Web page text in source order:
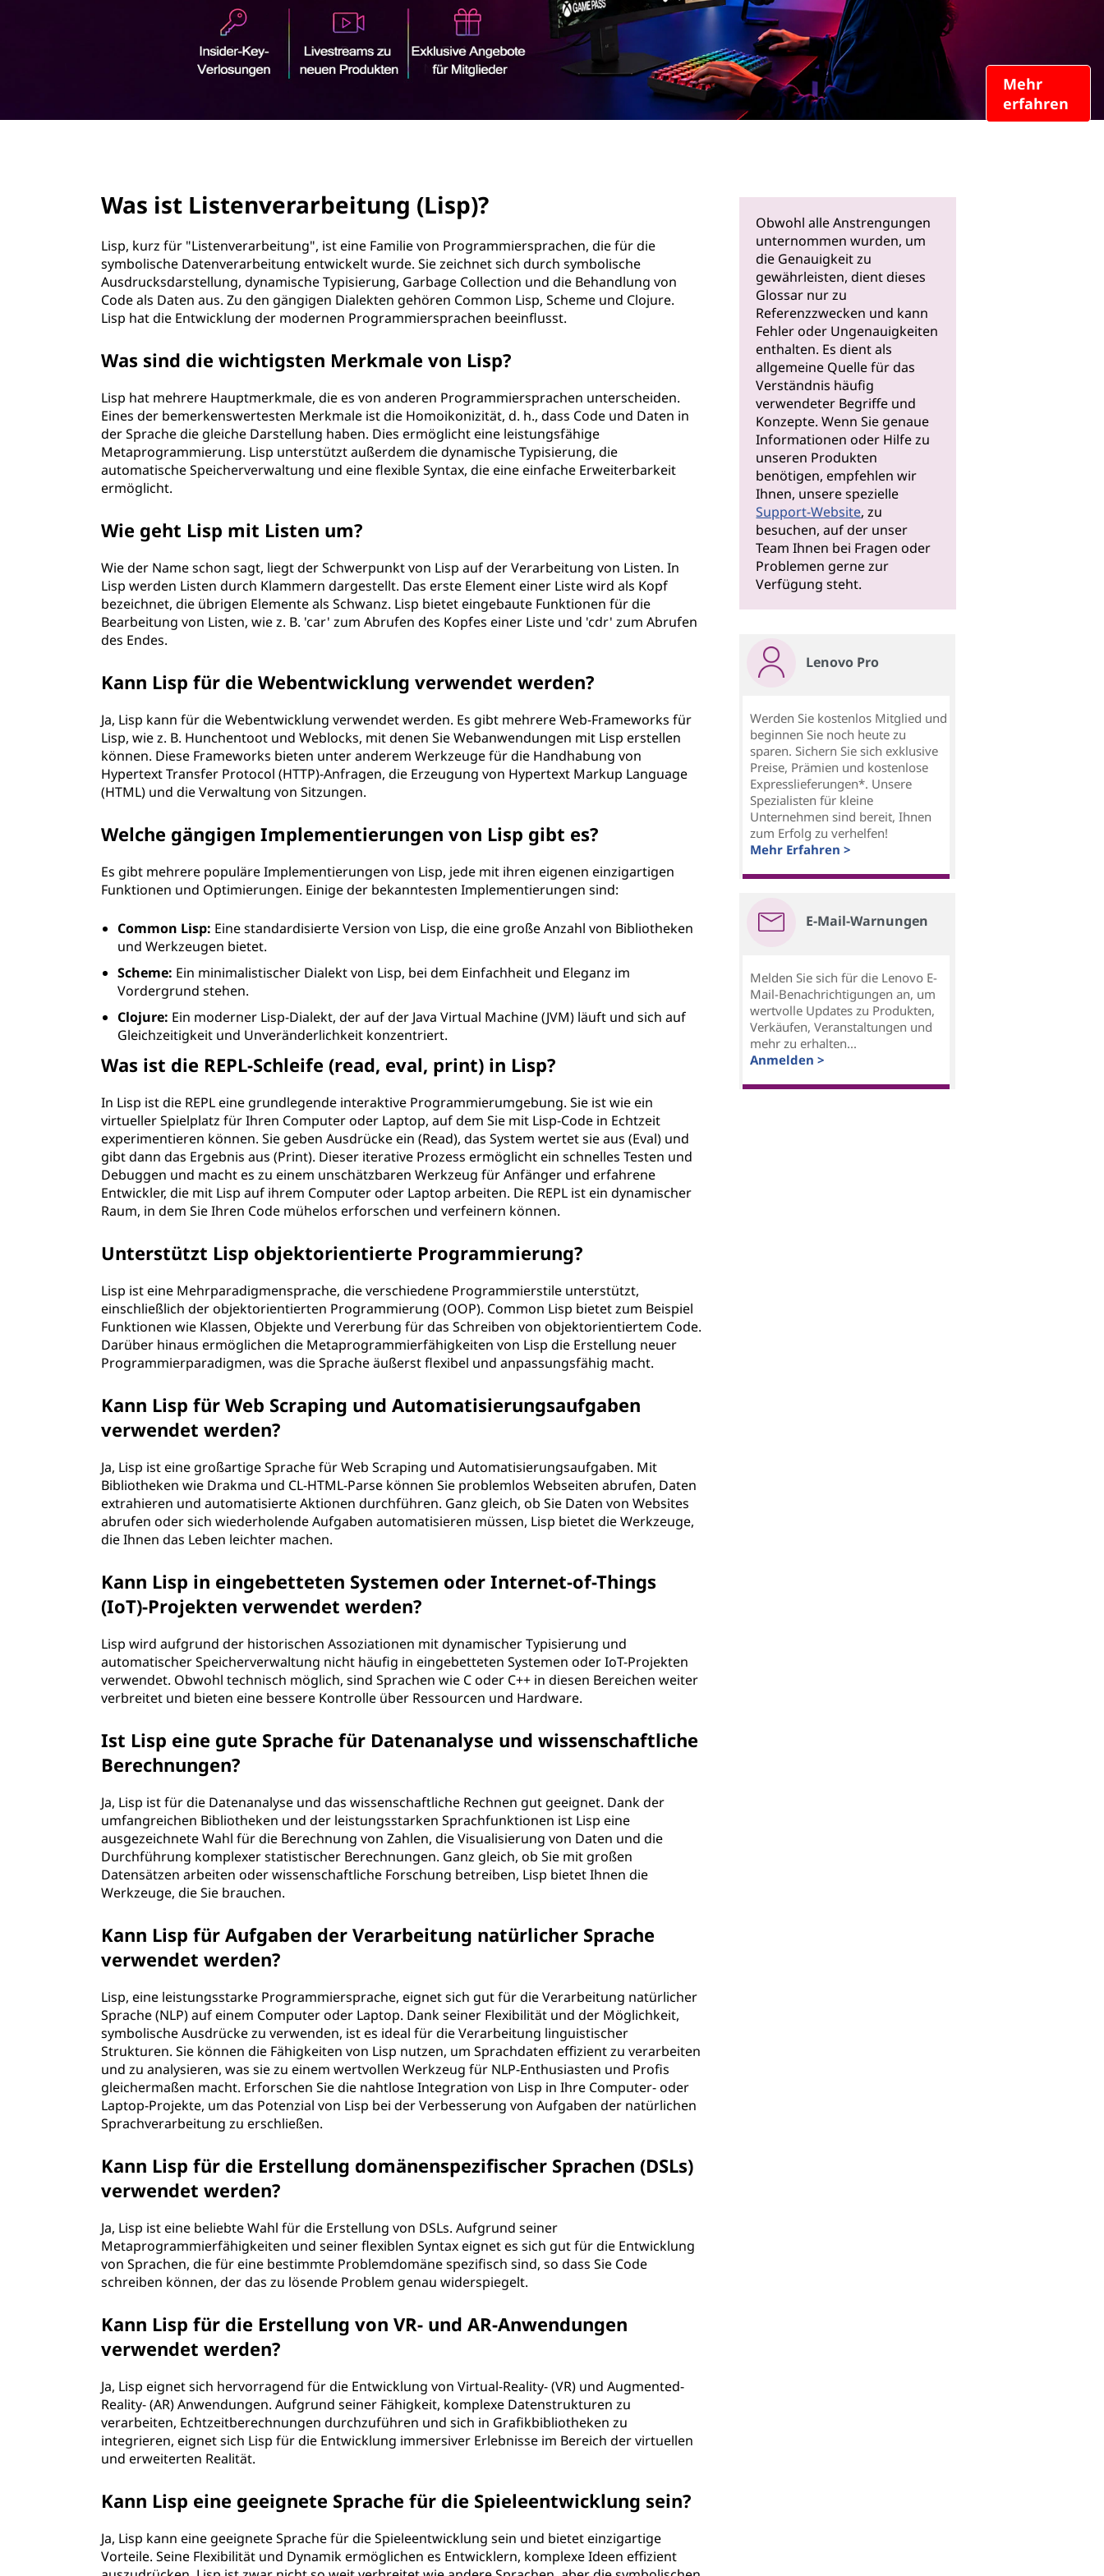
Mehr
erfahren
Was ist Listenverarbeitung (Lisp)?
Lisp, kurz für "Listenverarbeitung", ist eine Familie von Programmiersprachen, die für die
symbolische Datenverarbeitung entwickelt wurde. Sie zeichnet sich durch symbolische
Ausdrucksdarstellung, dynamische Typisierung, Garbage Collection und die Behandlung von
Code als Daten aus. Zu den gängigen Dialekten gehören Common Lisp, Scheme und Clojure.
Lisp hat die Entwicklung der modernen Programmiersprachen beeinflusst.
Was sind die wichtigsten Merkmale von Lisp?
Lisp hat mehrere Hauptmerkmale, die es von anderen Programmiersprachen unterscheiden.
Eines der bemerkenswertesten Merkmale ist die Homoikonizität, d. h., dass Code und Daten in
der Sprache die gleiche Darstellung haben. Dies ermöglicht eine leistungsfähige
Metaprogrammierung. Lisp unterstützt außerdem die dynamische Typisierung, die
automatische Speicherverwaltung und eine flexible Syntax, die eine einfache Erweiterbarkeit
ermöglicht.
Wie geht Lisp mit Listen um?
Wie der Name schon sagt, liegt der Schwerpunkt von Lisp auf der Verarbeitung von Listen. In
Lisp werden Listen durch Klammern dargestellt. Das erste Element einer Liste wird als Kopf
bezeichnet, die übrigen Elemente als Schwanz. Lisp bietet eingebaute Funktionen für die
Bearbeitung von Listen, wie z. B. 'car' zum Abrufen des Kopfes einer Liste und 'cdr' zum Abrufen
des Endes.
Kann Lisp für die Webentwicklung verwendet werden?
Ja, Lisp kann für die Webentwicklung verwendet werden. Es gibt mehrere Web-Frameworks für
Lisp, wie z. B. Hunchentoot und Weblocks, mit denen Sie Webanwendungen mit Lisp erstellen
können. Diese Frameworks bieten unter anderem Werkzeuge für die Handhabung von
Hypertext Transfer Protocol (HTTP)-Anfragen, die Erzeugung von Hypertext Markup Language
(HTML) und die Verwaltung von Sitzungen.
Welche gängigen Implementierungen von Lisp gibt es?
Es gibt mehrere populäre Implementierungen von Lisp, jede mit ihren eigenen einzigartigen
Funktionen und Optimierungen. Einige der bekanntesten Implementierungen sind:
Common Lisp: Eine standardisierte Version von Lisp, die eine große Anzahl von Bibliotheken
und Werkzeugen bietet.
Scheme: Ein minimalistischer Dialekt von Lisp, bei dem Einfachheit und Eleganz im
Vordergrund stehen.
Clojure: Ein moderner Lisp-Dialekt, der auf der Java Virtual Machine (JVM) läuft und sich auf
Gleichzeitigkeit und Unveränderlichkeit konzentriert.
Was ist die REPL-Schleife (read, eval, print) in Lisp?
In Lisp ist die REPL eine grundlegende interaktive Programmierumgebung. Sie ist wie ein
virtueller Spielplatz für Ihren Computer oder Laptop, auf dem Sie mit Lisp-Code in Echtzeit
experimentieren können. Sie geben Ausdrücke ein (Read), das System wertet sie aus (Eval) und
gibt dann das Ergebnis aus (Print). Dieser iterative Prozess ermöglicht ein schnelles Testen und
Debuggen und macht es zu einem unschätzbaren Werkzeug für Anfänger und erfahrene
Entwickler, die mit Lisp auf ihrem Computer oder Laptop arbeiten. Die REPL ist ein dynamischer
Raum, in dem Sie Ihren Code mühelos erforschen und verfeinern können.
Unterstützt Lisp objektorientierte Programmierung?
Lisp ist eine Mehrparadigmensprache, die verschiedene Programmierstile unterstützt,
einschließlich der objektorientierten Programmierung (OOP). Common Lisp bietet zum Beispiel
Funktionen wie Klassen, Objekte und Vererbung für das Schreiben von objektorientiertem Code.
Darüber hinaus ermöglichen die Metaprogrammierfähigkeiten von Lisp die Erstellung neuer
Programmierparadigmen, was die Sprache äußerst flexibel und anpassungsfähig macht.
Kann Lisp für Web Scraping und Automatisierungsaufgaben
verwendet werden?
Ja, Lisp ist eine großartige Sprache für Web Scraping und Automatisierungsaufgaben. Mit
Bibliotheken wie Drakma und CL-HTML-Parse können Sie problemlos Webseiten abrufen, Daten
extrahieren und automatisierte Aktionen durchführen. Ganz gleich, ob Sie Daten von Websites
abrufen oder sich wiederholende Aufgaben automatisieren müssen, Lisp bietet die Werkzeuge,
die Ihnen das Leben leichter machen.
Kann Lisp in eingebetteten Systemen oder Internet-of-Things
(IoT)-Projekten verwendet werden?
Lisp wird aufgrund der historischen Assoziationen mit dynamischer Typisierung und
automatischer Speicherverwaltung nicht häufig in eingebetteten Systemen oder IoT-Projekten
verwendet. Obwohl technisch möglich, sind Sprachen wie C oder C++ in diesen Bereichen weiter
verbreitet und bieten eine bessere Kontrolle über Ressourcen und Hardware.
Ist Lisp eine gute Sprache für Datenanalyse und wissenschaftliche
Berechnungen?
Ja, Lisp ist für die Datenanalyse und das wissenschaftliche Rechnen gut geeignet. Dank der
umfangreichen Bibliotheken und der leistungsstarken Sprachfunktionen ist Lisp eine
ausgezeichnete Wahl für die Berechnung von Zahlen, die Visualisierung von Daten und die
Durchführung komplexer statistischer Berechnungen. Ganz gleich, ob Sie mit großen
Datensätzen arbeiten oder wissenschaftliche Forschung betreiben, Lisp bietet Ihnen die
Werkzeuge, die Sie brauchen.
Kann Lisp für Aufgaben der Verarbeitung natürlicher Sprache
verwendet werden?
Lisp, eine leistungsstarke Programmiersprache, eignet sich gut für die Verarbeitung natürlicher
Sprache (NLP) auf einem Computer oder Laptop. Dank seiner Flexibilität und der Möglichkeit,
symbolische Ausdrücke zu verwenden, ist es ideal für die Verarbeitung linguistischer
Strukturen. Sie können die Fähigkeiten von Lisp nutzen, um Sprachdaten effizient zu verarbeiten
und zu analysieren, was sie zu einem wertvollen Werkzeug für NLP-Enthusiasten und Profis
gleichermaßen macht. Erforschen Sie die nahtlose Integration von Lisp in Ihre Computer- oder
Laptop-Projekte, um das Potenzial von Lisp bei der Verbesserung von Aufgaben der natürlichen
Sprachverarbeitung zu erschließen.
Kann Lisp für die Erstellung domänenspezifischer Sprachen (DSLs)
verwendet werden?
Ja, Lisp ist eine beliebte Wahl für die Erstellung von DSLs. Aufgrund seiner
Metaprogrammierfähigkeiten und seiner flexiblen Syntax eignet es sich gut für die Entwicklung
von Sprachen, die für eine bestimmte Problemdomäne spezifisch sind, so dass Sie Code
schreiben können, der das zu lösende Problem genau widerspiegelt.
Kann Lisp für die Erstellung von VR- und AR-Anwendungen
verwendet werden?
Ja, Lisp eignet sich hervorragend für die Entwicklung von Virtual-Reality- (VR) und Augmented-
Reality- (AR) Anwendungen. Aufgrund seiner Fähigkeit, komplexe Datenstrukturen zu
verarbeiten, Echtzeitberechnungen durchzuführen und sich in Grafikbibliotheken zu
integrieren, eignet sich Lisp für die Entwicklung immersiver Erlebnisse im Bereich der virtuellen
und erweiterten Realität.
Kann Lisp eine geeignete Sprache für die Spieleentwicklung sein?
Ja, Lisp kann eine geeignete Sprache für die Spieleentwicklung sein und bietet einzigartige
Vorteile. Seine Flexibilität und Dynamik ermöglichen es Entwicklern, komplexe Ideen effizient
Obwohl alle Anstrengungen
unternommen wurden, um
die Genauigkeit zu
gewährleisten, dient dieses
Glossar nur zu
Referenzzwecken und kann
Fehler oder Ungenauigkeiten
enthalten. Es dient als
allgemeine Quelle für das
Verständnis häufig
verwendeter Begriffe und
Konzepte. Wenn Sie genaue
Informationen oder Hilfe zu
unseren Produkten
benötigen, empfehlen wir
Ihnen, unsere spezielle
Support-Website, zu
besuchen, auf der unser
Team Ihnen bei Fragen oder
Problemen gerne zur
Verfügung steht.
Lenovo Pro
Werden Sie kostenlos Mitglied und
beginnen Sie noch heute zu
sparen. Sichern Sie sich exklusive
Preise, Prämien und kostenlose
Expresslieferungen*. Unsere
Spezialisten für kleine
Unternehmen sind bereit, Ihnen
zum Erfolg zu verhelfen!
Mehr Erfahren >
E-Mail-Warnungen
Melden Sie sich für die Lenovo E-
Mail-Benachrichtigungen an, um
wertvolle Updates zu Produkten,
Verkäufen, Veranstaltungen und
mehr zu erhalten...
Anmelden >